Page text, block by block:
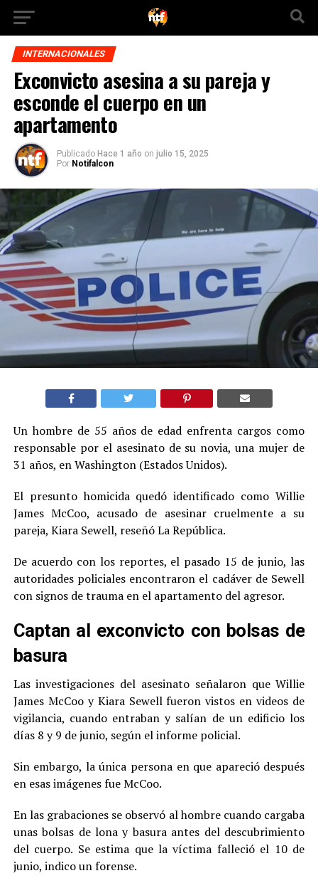
INTERNACIONALES
Exconvicto asesina a su pareja y
esconde el cuerpo en un
apartamento
Publicado Hace 1 año on julio 15, 2025
Por Notifalcon
Un hombre de 55 años de edad enfrenta cargos como
responsable por el asesinato de su novia, una mujer de
31 años, en Washington (Estados Unidos).
El presunto homicida quedó identificado como Willie
James McCoo, acusado de asesinar cruelmente a su
pareja, Kiara Sewell, reseñó La República.
De acuerdo con los reportes, el pasado 15 de junio, las
autoridades policiales encontraron el cadáver de Sewell
con signos de trauma en el apartamento del agresor.
Captan al exconvicto con bolsas de
basura
Las investigaciones del asesinato señalaron que Willie
James McCoo y Kiara Sewell fueron vistos en videos de
vigilancia, cuando entraban y salían de un edificio los
días 8 y 9 de junio, según el informe policial.
Sin embargo, la única persona en que apareció después
en esas imágenes fue McCoo.
En las grabaciones se observó al hombre cuando cargaba
unas bolsas de lona y basura antes del descubrimiento
del cuerpo. Se estima que la víctima falleció el 10 de
junio, indico un forense.